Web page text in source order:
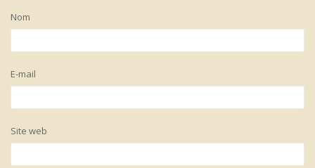
Nom
E-mail
Site web